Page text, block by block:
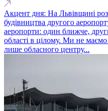
Акцент дня: На Львівщині
будівництва другого
аеропорти: один ближче,
області в цілому. Ми не
лише обласного центру...